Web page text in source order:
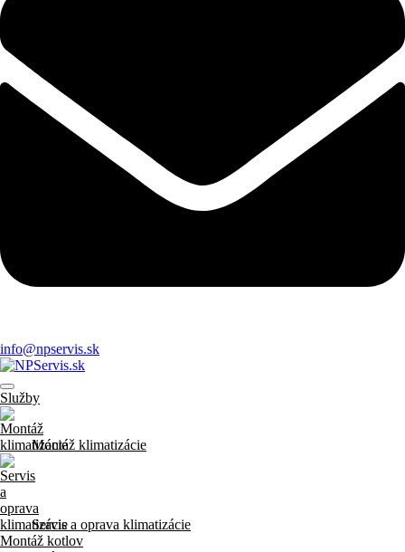
info@npservis.sk
Služby
Montáž klimatizácie
Servis a oprava klimatizácie
Montáž kotlov